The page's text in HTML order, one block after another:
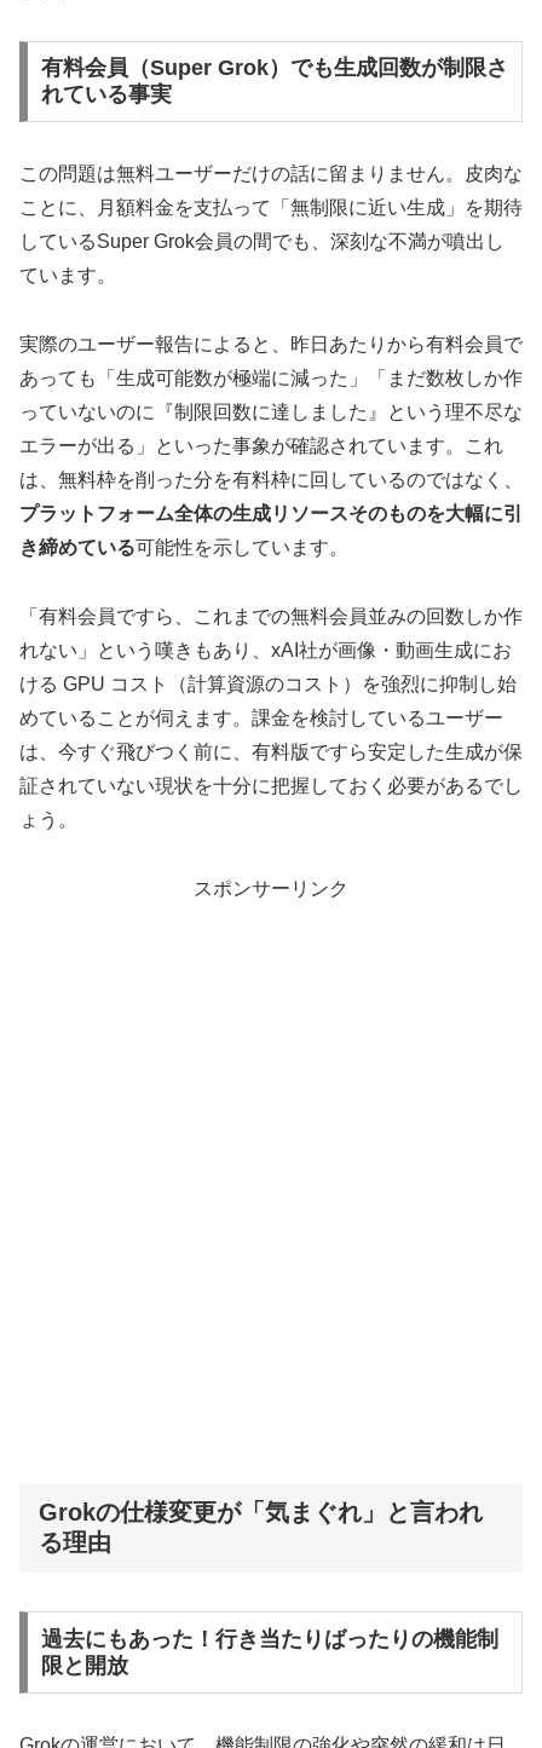
有料会員（Super Grok）でも生成回数が制限さ
れている事実
この問題は無料ユーザーだけの話に留まりません。皮肉な
ことに、月額料金を支払って「無制限に近い生成」を期待
しているSuper Grok会員の間でも、深刻な不満が噴出し
ています。
実際のユーザー報告によると、昨日あたりから有料会員で
あっても「生成可能数が極端に減った」「まだ数枚しか作
っていないのに『制限回数に達しました』という理不尽な
エラーが出る」といった事象が確認されています。これ
は、無料枠を削った分を有料枠に回しているのではなく、
プラットフォーム全体の生成リソースそのものを大幅に引
き締めている可能性を示しています。
「有料会員ですら、これまでの無料会員並みの回数しか作
れない」という嘆きもあり、xAI社が画像・動画生成にお
ける GPU コスト（計算資源のコスト）を強烈に抑制し始
めていることが伺えます。課金を検討しているユーザー
は、今すぐ飛びつく前に、有料版ですら安定した生成が保
証されていない現状を十分に把握しておく必要があるでし
ょう。
スポンサーリンク
Grokの仕様変更が「気まぐれ」と言われ
る理由
過去にもあった！行き当たりばったりの機能制
限と開放